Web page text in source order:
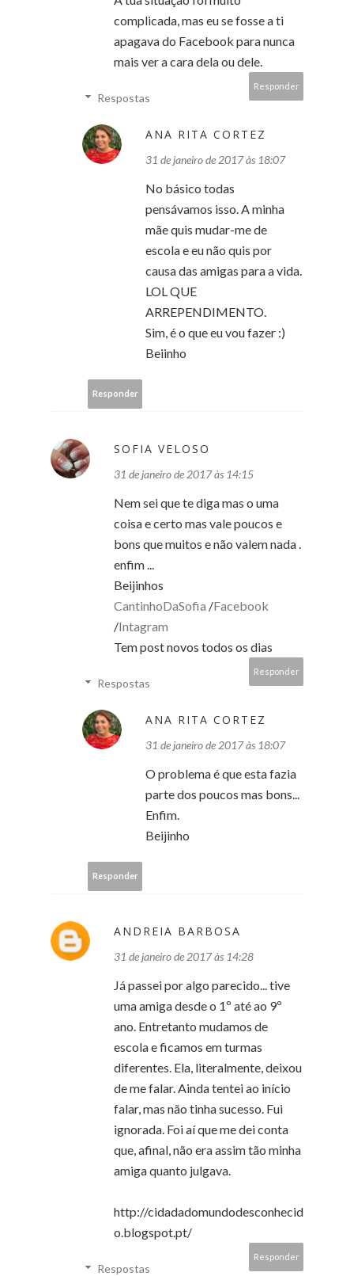
complicada, mas eu se fosse a ti
apagava do Facebook para nunca
mais ver a cara dela ou dele.
Responder
Respostas
ANA RITA CORTEZ
31 de janeiro de 2017 às 18:07
No básico todas
pensávamos isso. A minha
mãe quis mudar-me de
escola e eu não quis por
causa das amigas para a vida.
LOL QUE
ARREPENDIMENTO.
Sim, é o que eu vou fazer :)
Beiinho
Responder
SOFIA VELOSO
31 de janeiro de 2017 às 14:15
Nem sei que te diga mas o uma
coisa e certo mas vale poucos e
bons que muitos e não valem nada .
enfim ...
Beijinhos
CantinhoDaSofia /Facebook
/Intagram
Tem post novos todos os dias
Responder
Respostas
ANA RITA CORTEZ
31 de janeiro de 2017 às 18:07
O problema é que esta fazia
parte dos poucos mas bons...
Enfim.
Beijinho
Responder
ANDREIA BARBOSA
31 de janeiro de 2017 às 14:28
Já passei por algo parecido... tive
uma amiga desde o 1º até ao 9º
ano. Entretanto mudamos de
escola e ficamos em turmas
diferentes. Ela, literalmente, deixou
de me falar. Ainda tentei ao início
falar, mas não tinha sucesso. Fui
ignorada. Foi aí que me dei conta
que, afinal, não era assim tão minha
amiga quanto julgava.
http://cidadadomundodesconhecid
o.blogspot.pt/
Responder
Respostas